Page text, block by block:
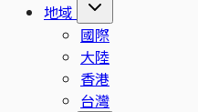
地域
國際
大陸
香港
台灣